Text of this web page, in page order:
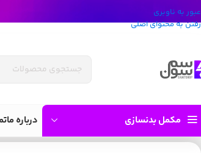
عبور به ناوبری
رفتن به محتوای اصلی
مکمل بدنسازی درباره ما